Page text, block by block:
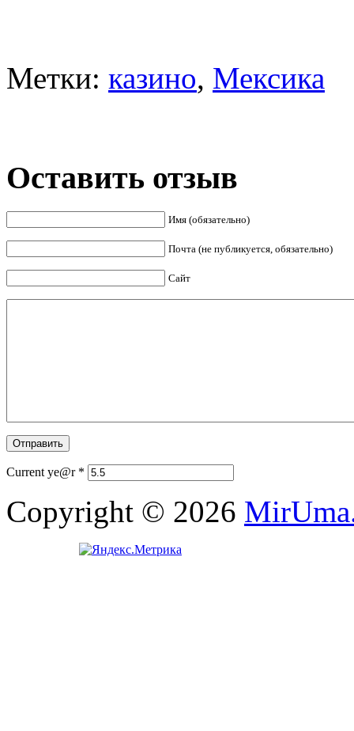
Метки: казино, Мексика
Оставить отзыв
Имя (обязательно)
Почта (не публикуется, обязательно)
Сайт
Current ye@r *
Copyright © 2026